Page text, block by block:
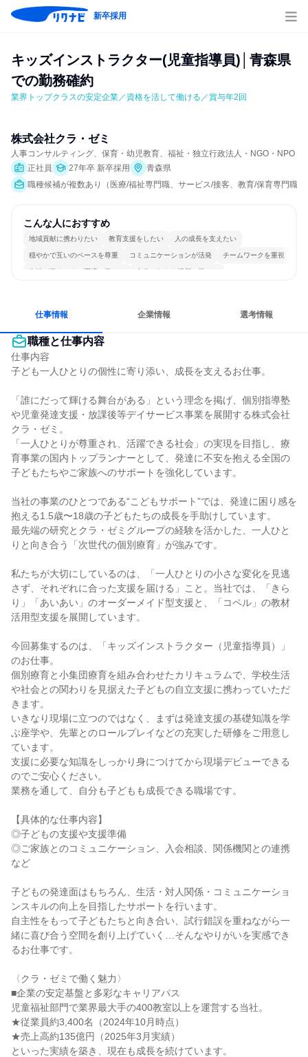
新卒採用
キッズインストラクター(児童指導員)│青森県
での勤務確約
業界トップクラスの安定企業／資格を活して働ける／賞与年2回
株式会社クラ・ゼミ
人事コンサルティング、保育・幼児教育、福祉・独立行政法人・NGO・NPO
正社員
27年卒 新卒採用
青森県
職種候補が複数あり（医療/福祉専門職、サービス/接客、教育/保育専門職）
こんな人におすすめ
地域貢献に携わりたい 教育支援をしたい 人の成長を支えたい
穏やかで互いのペースを尊重 コミュニケーションが活発 チームワークを重視
女性が働きやすい環境で働ける 自分の好きな場所で働ける
仕事情報 企業情報 選考情報
職種と仕事内容
仕事内容
子ども一人ひとりの個性に寄り添い、成長を支えるお仕事。
「誰にだって輝ける舞台がある」という理念を掲げ、個別指導塾
や児童発達支援・放課後等デイサービス事業を展開する株式会社
クラ・ゼミ。
「一人ひとりが尊重され、活躍できる社会」の実現を目指し、療
育事業の国内トップランナーとして、発達に不安を抱える全国の
子どもたちやご家族へのサポートを強化しています。
当社の事業のひとつである“こどもサポート”では、発達に困り感を
抱える1.5歳〜18歳の子どもたちの成長を手助けしています。
最先端の研究とクラ・ゼミグループの経験を活かした、一人ひと
りと向き合う「次世代の個別療育」が強みです。
私たちが大切にしているのは、「一人ひとりの小さな変化を見逃
さず、それぞれに合った支援を届ける」こと。当社では、「きら
り」「あいあい」のオーダーメイド型支援と、「コペル」の教材
活用型支援を展開しています。
今回募集するのは、「キッズインストラクター（児童指導員）」
のお仕事。
個別療育と小集団療育を組み合わせたカリキュラムで、学校生活
や社会との関わりを見据えた子どもの自立支援に携わっていただ
きます。
いきなり現場に立つのではなく、まずは発達支援の基礎知識を学
ぶ座学や、先輩とのロールプレイなどの充実した研修をご用意し
ています。
支援に必要な知識をしっかり身につけてから現場デビューできる
のでご安心ください。
業務を通して、自分も子どもも成長できる職場です。
【具体的な仕事内容】
◎子どもの支援や支援準備
◎ご家族とのコミュニケーション、入会相談、関係機関との連携
など
子どもの発達面はもちろん、生活・対人関係・コミュニケーショ
ンスキルの向上を目指したサポートを行います。
自主性をもって子どもたちと向き合い、試行錯誤を重ねながら一
緒に喜び合う空間を創り上げていく…そんなやりがいを実感でき
るお仕事です。
〈クラ・ゼミで働く魅力〉
■企業の安定基盤と多彩なキャリアパス
児童福祉部門で業界最大手の400教室以上を運営する当社。
★従業員約3,400名（2024年10月時点）
★売上高約135億円（2025年3月実績）
といった実績を築き、現在も成長を続けています。